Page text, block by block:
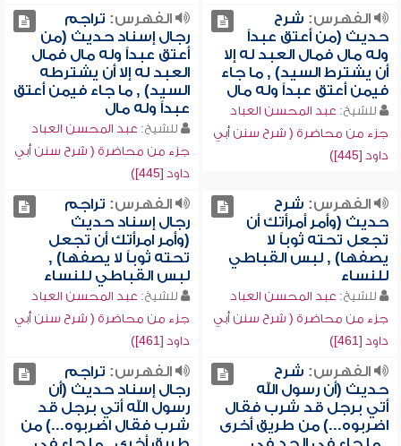
الفهرس: شرح
حديث (من أعتق عبداً
وله مال فمال العبد له إلا
أن يشترط السيد) , ما جاء
فيمن أعتق عبداً وله مال
للشيخ: عبد المحسن العباد
جزء من محاضرة ( شرح سنن أبي
داود [445])
الفهرس: تراجم
رجال إسناد حديث (من
أعتق عبداً وله مال فمال
العبد له إلا أن يشترطه
السيد) , ما جاء فيمن أعتق
عبداً وله مال
للشيخ: عبد المحسن العباد
جزء من محاضرة ( شرح سنن أبي
داود [445])
الفهرس: شرح
حديث (وأمر أمرأتك أن
تجعل تحته ثوباً لا
يصفها) , لبس القباطي
للنساء
للشيخ: عبد المحسن العباد
جزء من محاضرة ( شرح سنن أبي
داود [461])
الفهرس: تراجم
رجال إسناد حديث
(وأمر امرأتك أن تجعل
تحته ثوباً لا يصفها) ,
لبس القباطي للنساء
للشيخ: عبد المحسن العباد
جزء من محاضرة ( شرح سنن أبي
داود [461])
الفهرس: شرح
حديث (أن رسول الله
أتي برجل قد شرب فقال
اضربوه...) من طريق أخرى
الفهرس: تراجم
رجال إسناد حديث (أن
رسول الله أتي برجل قد
شرب فقال اضربوه...) من